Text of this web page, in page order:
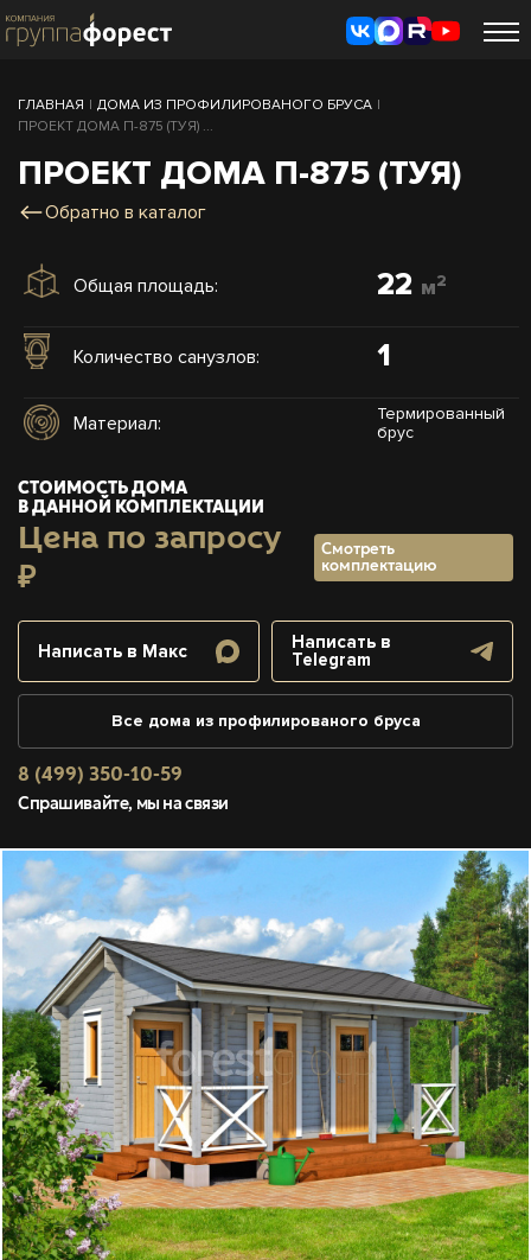
ГЛАВНАЯ | ДОМА ИЗ ПРОФИЛИРОВАНОГО БРУСА |
ПРОЕКТ ДОМА П-875 (ТУЯ) ...
ПРОЕКТ ДОМА П-875 (ТУЯ)
Обратно в каталог
Общая площадь: 22 м2
Количество санузлов: 1
Материал:
Термированный
брус
СТОИМОСТЬ ДОМА
В ДАННОЙ КОМПЛЕКТАЦИИ
Цена по запросу
₽
Смотреть
комплектацию
Написать в Макс
Написать в
Telegram
Все дома из профилированого бруса
8 (499) 350-10-59
Спрашивайте, мы на связи